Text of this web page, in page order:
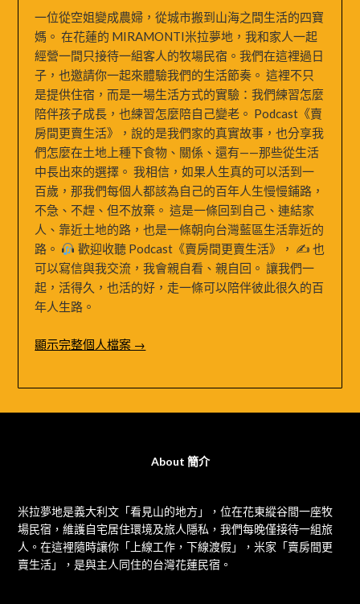
一位從空姐變成農婦，從城市搬到山海之間生活的四寶
媽。 在花蓮的 MIRAMONTI米拉夢地，我和家人一起
經營一間只接待一組客人的牧場民宿。我們在這裡過日
子，也邀請你一起來體驗我們的生活節奏。 這裡不只
是提供住宿，而是一場生活方式的實驗：我們練習怎麼
陪伴孩子成長，也練習怎麼陪自己變老。 Podcast《賣
房間更賣生活》，說的是我們家的真實故事，也分享我
們怎麼在土地上種下食物、關係、還有——那些從生活
中長出來的選擇。 我相信，如果人生真的可以活到一
百歲，那我們每個人都該為自己的百年人生慢慢鋪路，
不急、不趕、但不放棄。 這是一條回到自己、連結家
人、靠近土地的路，也是一條朝向台灣藍區生活靠近的
路。
歡迎收聽 Podcast《賣房間更賣生活》， ✍ 也
可以寫信與我交流，我會親自看、親自回。 讓我們一
起，活得久，也活的好，走一條可以陪伴彼此很久的百
年人生路。
顯示完整個人檔案 →
About 簡介
米拉夢地是義大利文「看見山的地方」，位在花東縱谷間一座牧
場民宿，維護自宅居住環境及旅人隱私，我們每晚僅接待一組旅
人。在這裡隨時讓你「上線工作，下線渡假」，米家「賣房間更
賣生活」，是與主人同住的台灣花蓮民宿。